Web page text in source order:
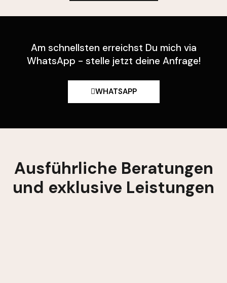
Am schnellsten erreichst Du mich via
WhatsApp - stelle jetzt deine Anfrage!
WHATSAPP
Ausführliche Beratungen
und exklusive Leistungen